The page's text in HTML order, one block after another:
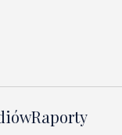
Raporty